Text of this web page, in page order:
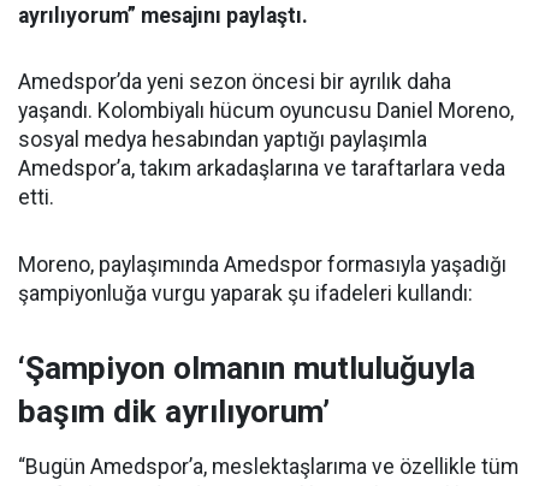
ayrılıyorum” mesajını paylaştı.
Amedspor’da yeni sezon öncesi bir ayrılık daha
yaşandı. Kolombiyalı hücum oyuncusu Daniel Moreno,
sosyal medya hesabından yaptığı paylaşımla
Amedspor’a, takım arkadaşlarına ve taraftarlara veda
etti.
Moreno, paylaşımında Amedspor formasıyla yaşadığı
şampiyonluğa vurgu yaparak şu ifadeleri kullandı:
‘Şampiyon olmanın mutluluğuyla
başım dik ayrılıyorum’
“Bugün Amedspor’a, meslektaşlarıma ve özellikle tüm